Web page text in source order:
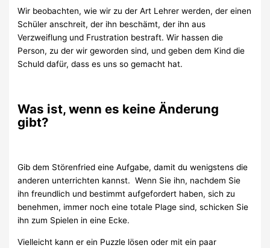
Wir beobachten, wie wir zu der Art Lehrer werden, der einen
Schüler anschreit, der ihn beschämt, der ihn aus
Verzweiflung und Frustration bestraft. Wir hassen die
Person, zu der wir geworden sind, und geben dem Kind die
Schuld dafür, dass es uns so gemacht hat.
Was ist, wenn es keine Änderung
gibt?
Gib dem Störenfried eine Aufgabe, damit du wenigstens die
anderen unterrichten kannst. Wenn Sie ihn, nachdem Sie
ihn freundlich und bestimmt aufgefordert haben, sich zu
benehmen, immer noch eine totale Plage sind, schicken Sie
ihn zum Spielen in eine Ecke.
Vielleicht kann er ein Puzzle lösen oder mit ein paar